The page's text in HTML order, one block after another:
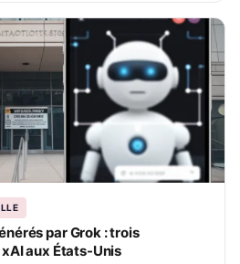
par Grok : trois
aux États-Unis